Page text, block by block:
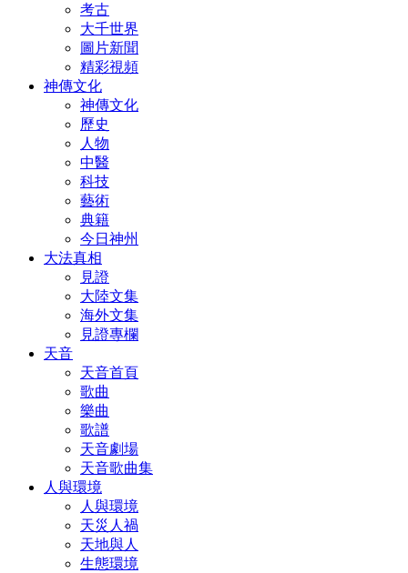
考古
大千世界
圖片新聞
精彩視頻
神傳文化
神傳文化
歷史
人物
中醫
科技
藝術
典籍
今日神州
大法真相
見證
大陸文集
海外文集
見證專欄
天音
天音首頁
歌曲
樂曲
歌譜
天音劇場
天音歌曲集
人與環境
人與環境
天災人禍
天地與人
生態環境